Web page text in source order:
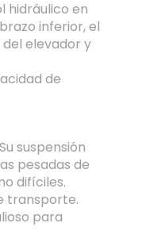
hidráulico en
inferior, el
elevador y
de
suspensión
pesadas de
difíciles.
transporte.
para